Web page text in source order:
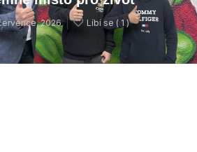
2026 Líbí se ( 1 )